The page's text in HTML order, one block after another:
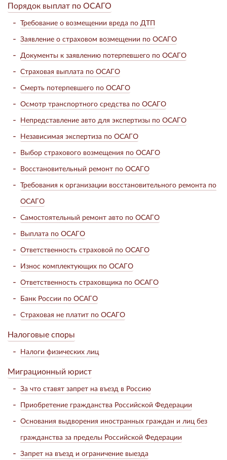
Порядок выплат по ОСАГО
Требование о возмещении вреда по ДТП
Заявление о страховом возмещении по ОСАГО
Документы к заявлению потерпевшего по ОСАГО
Страховая выплата по ОСАГО
Смерть потерпевшего по ОСАГО
Осмотр транспортного средства по ОСАГО
Непредставление авто для экспертизы по ОСАГО
Независимая экспертиза по ОСАГО
Выбор страхового возмещения по ОСАГО
Восстановительный ремонт по ОСАГО
Требования к организации восстановительного ремонта по
ОСАГО
Самостоятельный ремонт авто по ОСАГО
Выплата по ОСАГО
Ответственность страховой по ОСАГО
Износ комплектующих по ОСАГО
Ответственность страховщика по ОСАГО
Банк России по ОСАГО
Страховая не платит по ОСАГО
Налоговые споры
Налоги физических лиц
Миграционный юрист
За что ставят запрет на въезд в Россию
Приобретение гражданства Российской Федерации
Основания выдворения иностранных граждан и лиц без
гражданства за пределы Российской Федерации
Запрет на въезд и ограничение выезда